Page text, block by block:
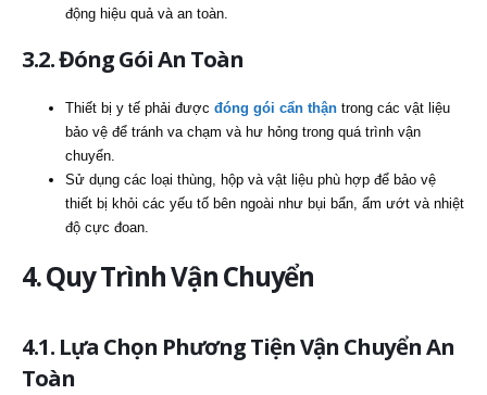
động hiệu quả và an toàn.
3.2. Đóng Gói An Toàn
Thiết bị y tế phải được đóng gói cẩn thận trong các vật liệu
bảo vệ để tránh va chạm và hư hỏng trong quá trình vận
chuyển.
Sử dụng các loại thùng, hộp và vật liệu phù hợp để bảo vệ
thiết bị khỏi các yếu tố bên ngoài như bụi bẩn, ẩm ướt và nhiệt
độ cực đoan.
4. Quy Trình Vận Chuyển
4.1. Lựa Chọn Phương Tiện Vận Chuyển An
Toàn